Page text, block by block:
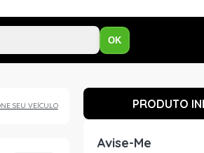
OK
SEU VEÍCULO PRODUTO
Avise-Me